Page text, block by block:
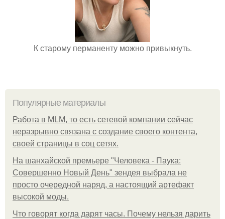
К старому перманенту можно привыкнуть.
Популярные материалы
Работа в MLM, то есть сетевой компании сейчас
неразрывно связана с создание своего контента,
своей страницы в соц сетях.
На шанхайской премьере "Человека - Паука:
Совершенно Новый День" зендея выбрала не
просто очередной наряд, а настоящий артефакт
высокой моды.
Что говорят когда дарят часы. Почему нельзя дарить